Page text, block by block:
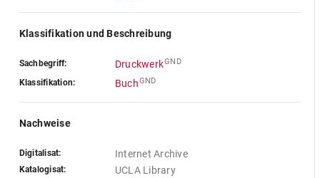
Klassifikation und Beschreibung
Sachbegriff: DruckwerkGND
Klassifikation: BuchGND
Nachweise
Digitalisat: Internet Archive
Katalogisat: UCLA Library